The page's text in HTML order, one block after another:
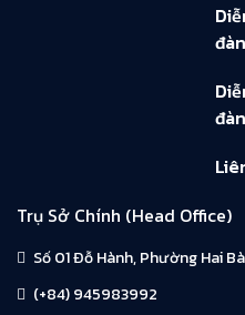
đàn
đàn
Trụ Sở Chính (Head Office)
Số 01 Đỗ Hành, Phường Hai
(+84) 945983992